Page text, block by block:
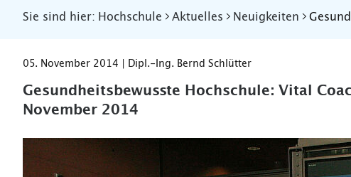
Sie sind hier: Hochschule Aktuelles Neuigkeiten
05. November 2014 | Dipl.-Ing. Bernd Schlütter
Gesundheitsbewusste Hochschule: Vital
November 2014